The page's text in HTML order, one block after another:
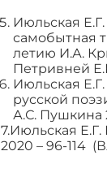
Июльская
самобытная
летию И.А.
Петривней
Июльская
русской
А.С. Пушкина
7.Июльская
2020 – 96-114